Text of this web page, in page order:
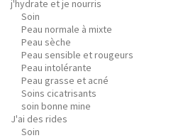
j'hydrate et je nourris
Soin
Peau normale à mixte
Peau sèche
Peau sensible et rougeurs
Peau intolérante
Peau grasse et acné
Soins cicatrisants
soin bonne mine
J'ai des rides
Soin